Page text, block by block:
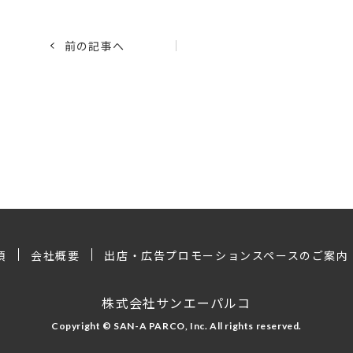
前の記事へ
会社概要 出店・広告プロモーションスペースのご案内
株式会社サンエーパルコ
Copyright © SAN-A PARCO, Inc. All rights reserved.